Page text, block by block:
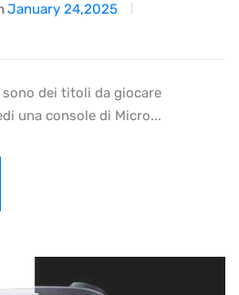
January 24,2025
dei titoli da giocare
una console di Micro...